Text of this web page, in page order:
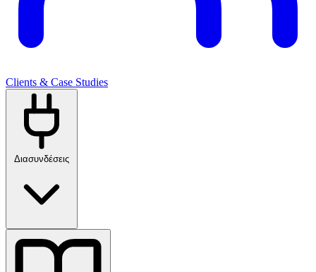
Clients & Case Studies
Διασυνδέσεις